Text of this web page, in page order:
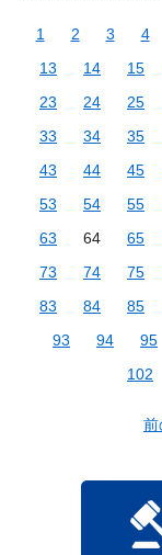
1 2 3 4
13
14 15
23
24 25
33
34 35
43
44 45
53
54 55
63
64 65
73
74 75
83
84 85
93
94 95
102
前